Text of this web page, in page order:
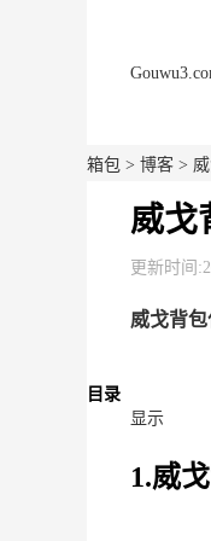
箱包 > 博客 >
威戈
更新时间
威戈背包
目录
显示
1.威